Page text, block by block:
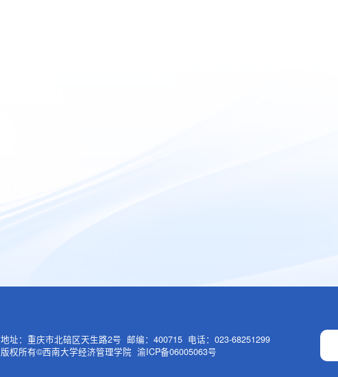
地址：重庆市北碚区天生路2号 邮编：400715 电话：023-68251299
版权所有©西南大学经济管理学院 渝ICP备06005063号